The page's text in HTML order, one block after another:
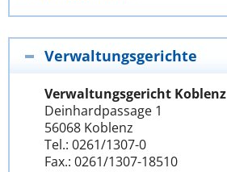
Verwaltungsgerichte
Verwaltungsgericht Koblenz
Deinhardpassage 1
56068 Koblenz
Tel.: 0261/1307-0
Fax.: 0261/1307-18510